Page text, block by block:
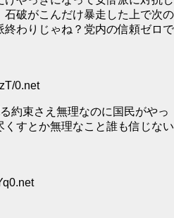
破がこんだけ暴走した上で次の
わりじゃね？党内の信頼ゼロで
0.net
約束さえ無理なのに国民がやっ
すとか無理なこと誰も信じない